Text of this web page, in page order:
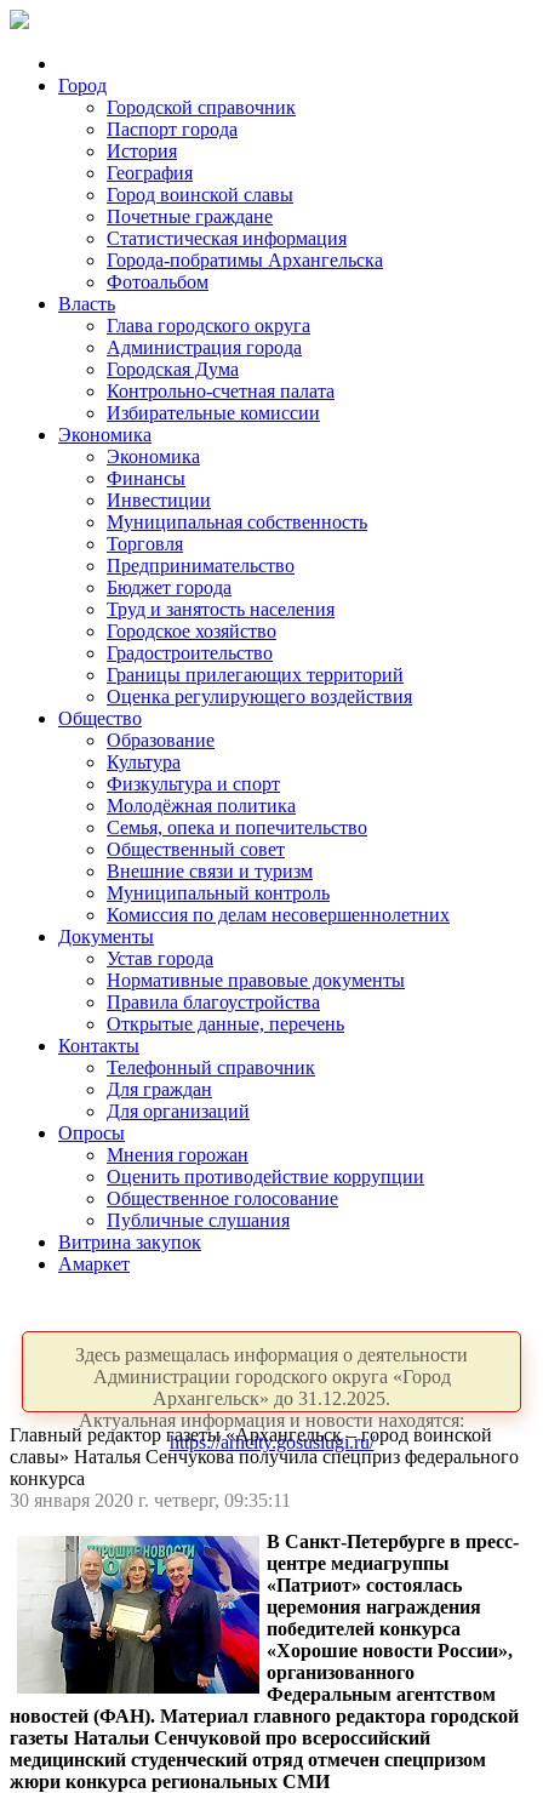
Город
Городской справочник
Паспорт города
История
География
Город воинской славы
Почетные граждане
Статистическая информация
Города-побратимы Архангельска
Фотоальбом
Власть
Глава городского округа
Администрация города
Городская Дума
Контрольно-счетная палата
Избирательные комиссии
Экономика
Экономика
Финансы
Инвестиции
Муниципальная собственность
Торговля
Предпринимательство
Бюджет города
Труд и занятость населения
Городское хозяйство
Градостроительство
Границы прилегающих территорий
Оценка регулирующего воздействия
Общество
Образование
Культура
Физкультура и спорт
Молодёжная политика
Семья, опека и попечительство
Общественный совет
Внешние связи и туризм
Муниципальный контроль
Комиссия по делам несовершеннолетних
Документы
Устав города
Нормативные правовые документы
Правила благоустройства
Открытые данные, перечень
Контакты
Телефонный справочник
Для граждан
Для организаций
Опросы
Мнения горожан
Оценить противодействие коррупции
Общественное голосование
Публичные слушания
Витрина закупок
Амаркет
Здесь размещалась информация о деятельности
Администрации городского округа «Город
Архангельск» до 31.12.2025.
Актуальная информация и новости находятся:
https://arhcity.gosuslugi.ru/
Главный редактор газеты «Архангельск – город воинской
славы» Наталья Сенчукова получила спецприз федерального
конкурса
30 января 2020 г. четверг, 09:35:11
В Санкт-Петербурге в пресс-
центре медиагруппы
«Патриот» состоялась
церемония награждения
победителей конкурса
«Хорошие новости России»,
организованного
Федеральным агентством
новостей (ФАН). Материал главного редактора городской
газеты Натальи Сенчуковой про всероссийский
медицинский студенческий отряд отмечен спецпризом
жюри конкурса региональных СМИ